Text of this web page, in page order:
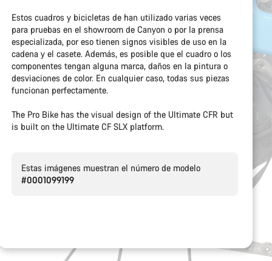
Estos cuadros y bicicletas de han utilizado varias veces
para pruebas en el showroom de Canyon o por la prensa
especializada, por eso tienen signos visibles de uso en la
cadena y el casete. Además, es posible que el cuadro o los
componentes tengan alguna marca, daños en la pintura o
desviaciones de color. En cualquier caso, todas sus piezas
funcionan perfectamente.
The Pro Bike has the visual design of the Ultimate CFR but
is built on the Ultimate CF SLX platform.
Estas imágenes muestran el número de modelo
#0001099199